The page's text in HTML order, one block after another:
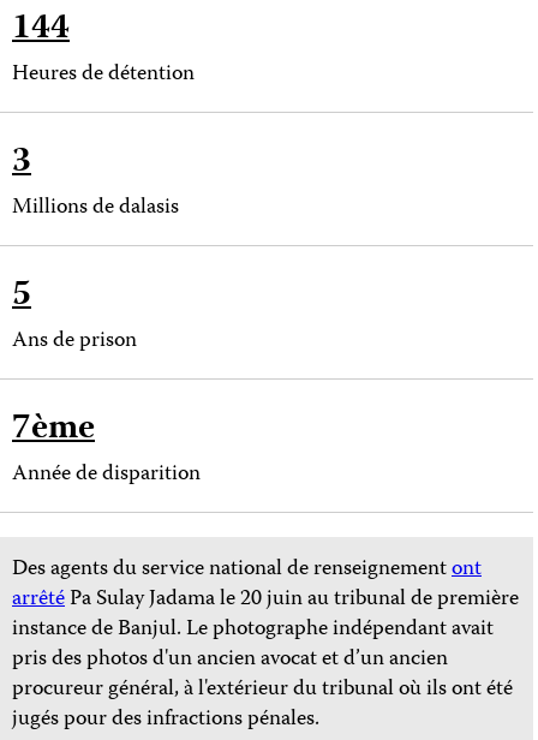
144
Heures de détention
3
Millions de dalasis
5
Ans de prison
7ème
Année de disparition
Des agents du service national de renseignementont
arrêtéPa Sulay Jadama le 20 juin au tribunal de première
instance de Banjul. Le photographe indépendant avait
pris des photos d'un ancien avocat et d’un ancien
procureur général, à l'extérieur du tribunal où ils ont été
jugés pour des infractions pénales.